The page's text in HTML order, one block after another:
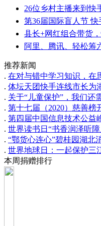
26位乡村主播来到快
第36届国际盲人节
县长+网红组合带货
阿里、腾讯、轻松筹
推荐新闻
. 在对与错中学习知识，
. 体坛天团快手连线市长为
. 关于“儿童保护”，我们还
. 第十七届（2020）慈善榜
. 第四届中国信息技术公益
. 世界读书日“书香润泽听
. “鄂货心连心”碧桂园湖北
. 世界地球日：一起保护三
本周捐赠排行